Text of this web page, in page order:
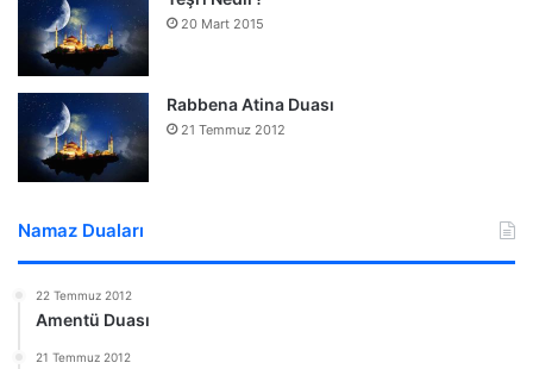
20 Mart 2015
Rabbena Atina Duası
21 Temmuz 2012
Namaz Duaları
22 Temmuz 2012
Amentü Duası
21 Temmuz 2012